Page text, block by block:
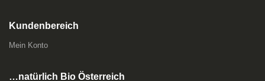
Kundenbereich
Mein Konto
…natürlich Bio Österreich